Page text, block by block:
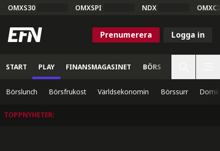
OMXS30 OMXSPI NDX
Prenumerera Logga in
START PLAY FINANSMAGASINET BÖRS
Börslunch Börsfrukost Världsekonomin Börssurr
TOPPNYHETER: